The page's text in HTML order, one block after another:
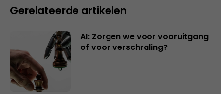
Gerelateerde artikelen
AI: Zorgen we voor vooruitgang
of voor verschraling?